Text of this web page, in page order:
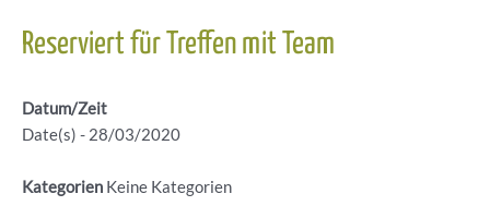
Reserviert für Treffen mit Team
Datum/Zeit
Date(s) - 28/03/2020
Kategorien Keine Kategorien